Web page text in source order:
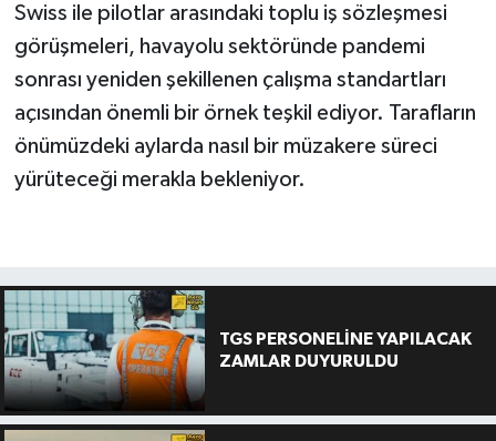
Swiss ile pilotlar arasındaki toplu iş sözleşmesi
görüşmeleri, havayolu sektöründe pandemi
sonrası yeniden şekillenen çalışma standartları
açısından önemli bir örnek teşkil ediyor. Tarafların
önümüzdeki aylarda nasıl bir müzakere süreci
yürüteceği merakla bekleniyor.
TGS PERSONELİNE YAPILACAK
ZAMLAR DUYURULDU